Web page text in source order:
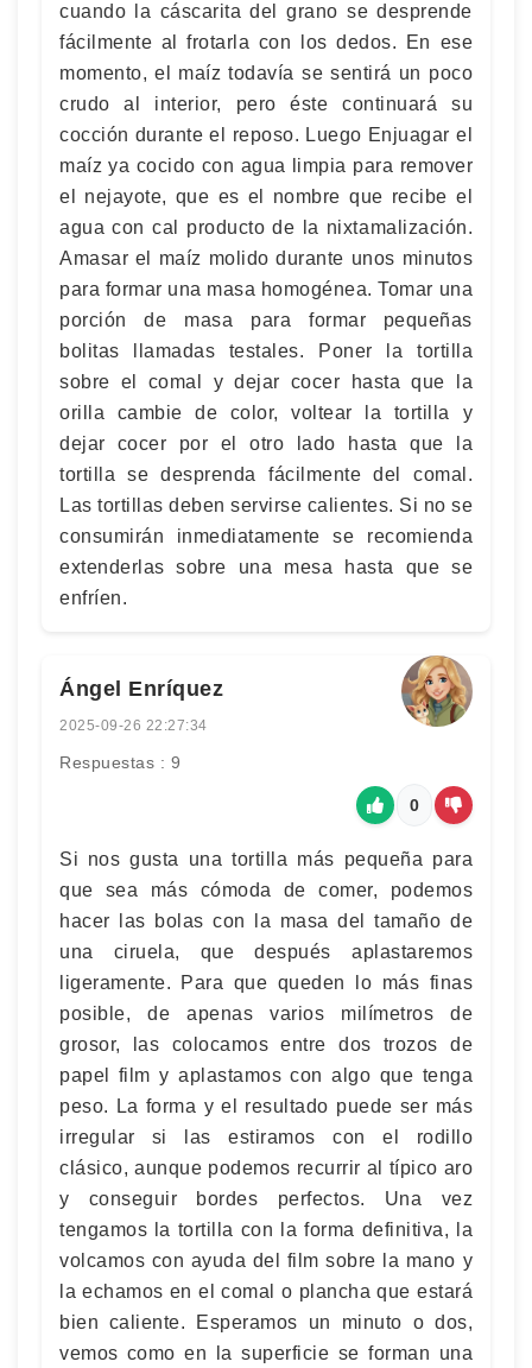
cuando la cáscarita del grano se desprende
fácilmente al frotarla con los dedos. En ese
momento, el maíz todavía se sentirá un poco
crudo al interior, pero éste continuará su
cocción durante el reposo. Luego Enjuagar el
maíz ya cocido con agua limpia para remover
el nejayote, que es el nombre que recibe el
agua con cal producto de la nixtamalización.
Amasar el maíz molido durante unos minutos
para formar una masa homogénea. Tomar una
porción de masa para formar pequeñas
bolitas llamadas testales. Poner la tortilla
sobre el comal y dejar cocer hasta que la
orilla cambie de color, voltear la tortilla y
dejar cocer por el otro lado hasta que la
tortilla se desprenda fácilmente del comal.
Las tortillas deben servirse calientes. Si no se
consumirán inmediatamente se recomienda
extenderlas sobre una mesa hasta que se
enfríen.
Ángel Enríquez
2025-09-26 22:27:34
Respuestas : 9
0
Si nos gusta una tortilla más pequeña para
que sea más cómoda de comer, podemos
hacer las bolas con la masa del tamaño de
una ciruela, que después aplastaremos
ligeramente. Para que queden lo más finas
posible, de apenas varios milímetros de
grosor, las colocamos entre dos trozos de
papel film y aplastamos con algo que tenga
peso. La forma y el resultado puede ser más
irregular si las estiramos con el rodillo
clásico, aunque podemos recurrir al típico aro
y conseguir bordes perfectos. Una vez
tengamos la tortilla con la forma definitiva, la
volcamos con ayuda del film sobre la mano y
la echamos en el comal o plancha que estará
bien caliente. Esperamos un minuto o dos,
vemos como en la superficie se forman una